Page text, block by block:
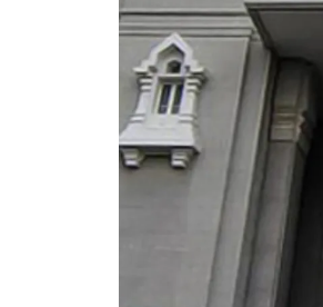
ดาวน์โหลดสนุกแอปฟรี
2569 บริษัท อิมเมจ ฟิ